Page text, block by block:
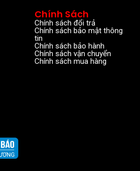
Chính Sách
Chính sách đổi trả
Chính sách bảo mật thông
tin
Chính sách bảo hành
Chính sách vận chuyển
Chính sách mua hàng